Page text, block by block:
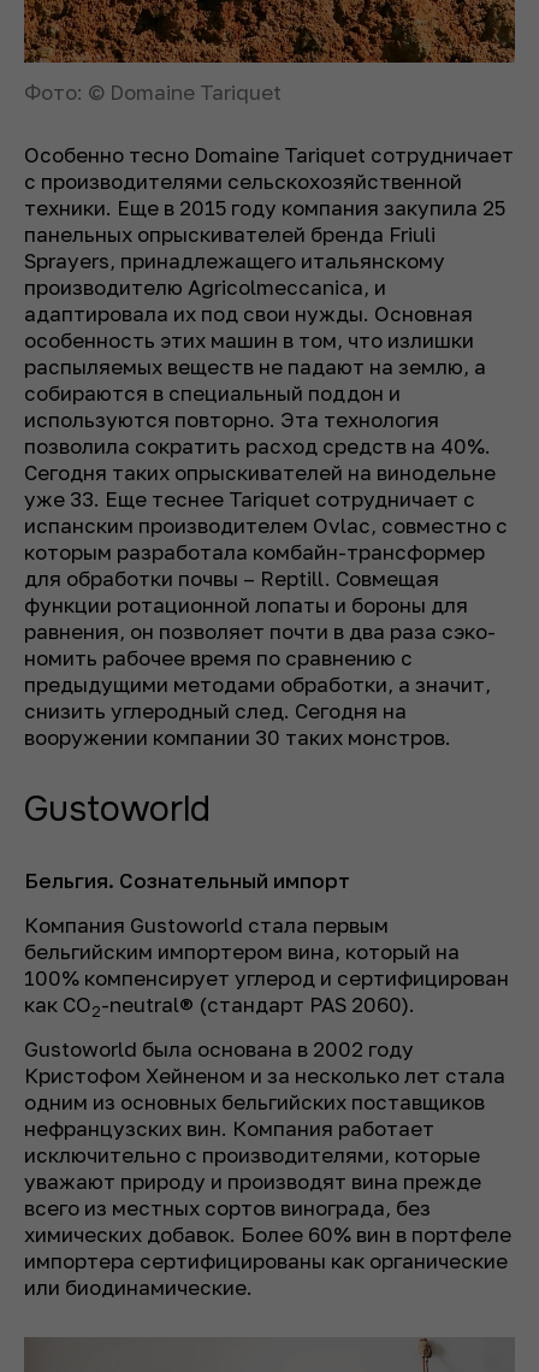
Фото: © Domaine Tariquet
Особенно тесно Domaine Tariquet сотрудничает
с производителями сельскохозяйственной
техники. Еще в 2015 году компания закупила 25
панельных опрыскивателей бренда Friuli
Sprayers, принадлежащего итальянскому
производителю Agricolmeccanica, и
адаптировала их под свои нужды. Основная
особенность этих машин в том, что излишки
распыляемых веществ не падают на землю, а
собираются в специальный поддон и
используются повторно. Эта технология
позволила сократить расход средств на 40%.
Сегодня таких опрыскивателей на винодельне
уже 33. Еще теснее Tariquet сотрудничает с
испанским производителем Ovlac, совместно с
которым разработала комбайн-трансформер
для обработки почвы – Reptill. Совмещая
функции ротационной лопаты и бороны для
равнения, он позволяет почти в два раза сэко­
номить рабочее время по сравнению с
предыдущими методами обработки, а значит,
снизить углеродный след. Сегодня на
вооружении компании 30 таких монстров.
Gustoworld
Бельгия. Сознательный импорт
Компания Gustoworld стала первым
бельгийским импортером вина, который на
100% компенсирует углерод и сертифицирован
как CO2-neutral® (стандарт PAS 2060).
Gustoworld была основана в 2002 году
Кристофом Хейненом и за несколько лет стала
одним из основных бельгийских поставщиков
нефранцузских вин. Компания работает
исключительно с производителями, которые
уважают природу и производят вина прежде
всего из местных сортов винограда, без
химических добавок. Более 60% вин в портфеле
импортера сертифицированы как органические
или биодинамические.